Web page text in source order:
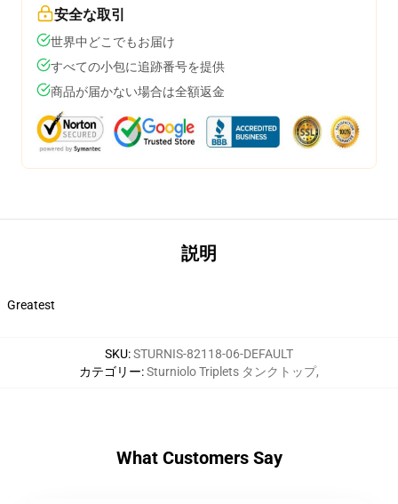
安全な取引
世界中どこでもお届け
すべての小包に追跡番号を提供
商品が届かない場合は全額返金
説明
Greatest
SKU:STURNIS-82118-06-DEFAULT
カテゴリー:Sturniolo Triplets タンクトップ,
What Customers Say